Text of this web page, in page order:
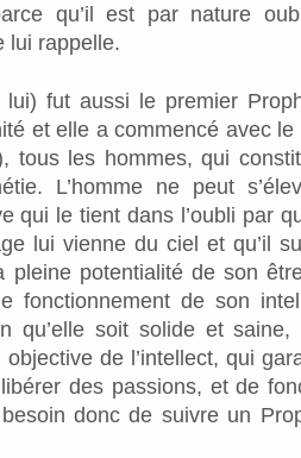
qu’il est par nature
lui rappelle.
fut aussi le premier
et elle a commencé avec le
tous les hommes, qui
L’homme ne peut
le tient dans l’oubli par
lui vienne du ciel et qu’il
pleine potentialité de son
fonctionnement de son
qu’elle soit solide et saine,
de l’intellect, qui
des passions, et de
donc de suivre un